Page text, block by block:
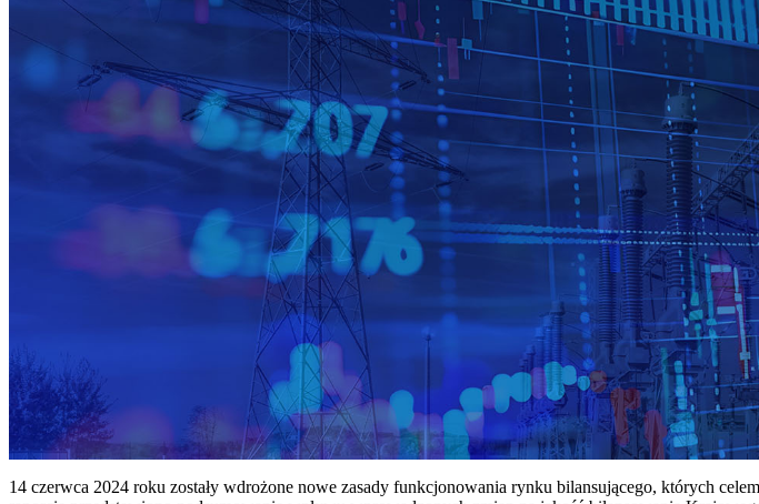
14 czerwca 2024 roku zostały wdrożone nowe zasady funkcjonowania rynku bilansującego, których